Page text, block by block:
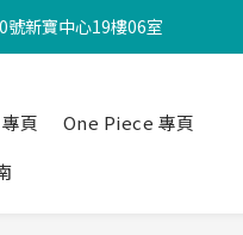
號新寶中心19樓06室
頁
One Piece 專頁